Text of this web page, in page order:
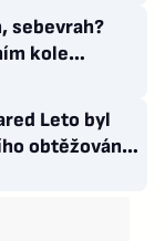
sebevrah?
kole
Leto byl
obtěžování
a Mary